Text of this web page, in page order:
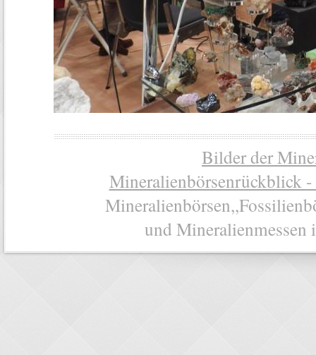
Bilder der
Mineralienbörsenrückblick
und